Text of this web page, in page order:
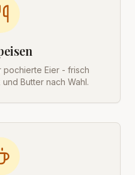
Eier - frisch
Butter nach Wahl.